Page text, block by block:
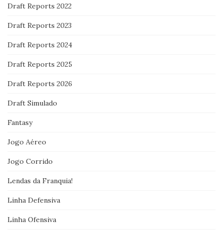
Draft Reports 2022
Draft Reports 2023
Draft Reports 2024
Draft Reports 2025
Draft Reports 2026
Draft Simulado
Fantasy
Jogo Aéreo
Jogo Corrido
Lendas da Franquia!
Linha Defensiva
Linha Ofensiva